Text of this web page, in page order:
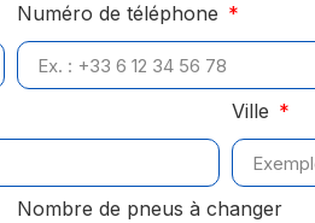
Numéro de téléphone
Ville
Nombre de pneus à changer